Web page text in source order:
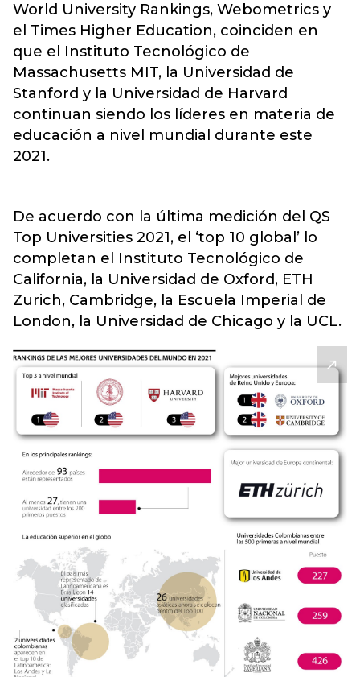
World University Rankings, Webometrics y
el Times Higher Education, coinciden en
que el Instituto Tecnológico de
Massachusetts MIT, la Universidad de
Stanford y la Universidad de Harvard
continuan siendo los líderes en materia de
educación a nivel mundial durante este
2021.
De acuerdo con la última medición del QS
Top Universities 2021, el ‘top 10 global’ lo
completan el Instituto Tecnológico de
California, la Universidad de Oxford, ETH
Zurich, Cambridge, la Escuela Imperial de
London, la Universidad de Chicago y la UCL.